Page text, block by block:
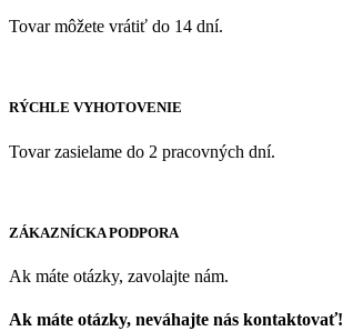
Tovar môžete vrátiť do 14 dní.
RÝCHLE VYHOTOVENIE
Tovar zasielame do 2 pracovných dní.
ZÁKAZNÍCKA PODPORA
Ak máte otázky, zavolajte nám.
Ak máte otázky, neváhajte nás kontaktovať!